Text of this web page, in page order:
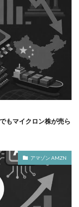
もマイクロン株が売ら
アマゾン AMZN